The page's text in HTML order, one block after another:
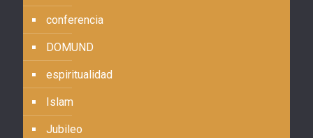
conferencia
DOMUND
espiritualidad
Islam
Jubileo